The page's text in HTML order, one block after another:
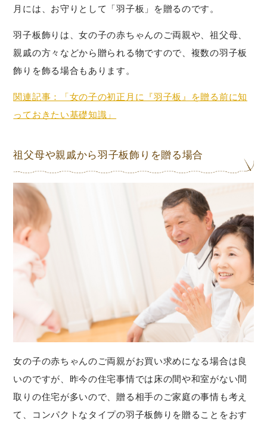
月には、お守りとして「羽子板」を贈るのです。
羽子板飾りは、女の子の赤ちゃんのご両親や、祖父母、
親戚の方々などから贈られる物ですので、複数の羽子板
飾りを飾る場合もあります。
関連記事：「女の子の初正月に『羽子板』を贈る前に知
っておきたい基礎知識」
祖父母や親戚から羽子板飾りを贈る場合
女の子の赤ちゃんのご両親がお買い求めになる場合は良
いのですが、昨今の住宅事情では床の間や和室がない間
取りの住宅が多いので、贈る相手のご家庭の事情も考え
て、コンパクトなタイプの羽子板飾りを贈ることをおす